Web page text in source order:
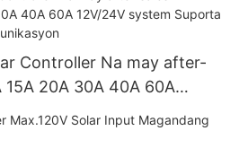
Controller Na may after-
15A 20A 30A 40A 60A
sa Bluetooth/WIFI na